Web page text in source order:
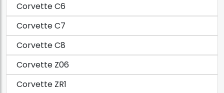
Corvette C6
Corvette C7
Corvette C8
Corvette Z06
Corvette ZR1